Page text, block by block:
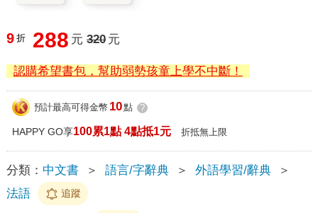
9 折 288 元 320 元
認購希望書包，幫助弱勢孩童上學不中斷！
預計最高可得金幣 10點 ?
HAPPY GO享100累1點 4點抵1元 折抵無上限
分類： 中文書 ＞ 語言/字辭典 ＞ 外語學習/辭典
＞
法語
追蹤